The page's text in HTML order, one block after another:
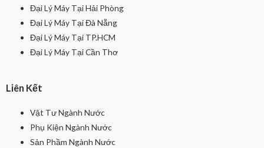
Đại Lý Máy Tại Hải Phòng
Đại Lý Máy Tại Đà Nẵng
Đại Lý Máy Tại TP.HCM
Đại Lý Máy Tại Cần Thơ
Liên Kết
Vật Tư Ngành Nước
Phụ Kiện Ngành Nước
Sản Phầm Ngành Nước